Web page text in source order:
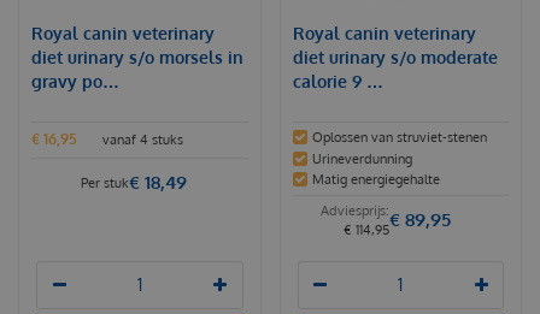
Royal canin veterinary
diet urinary s/o morsels in
gravy po…
vanaf 4 stuks
€ 16,95
€ 18,49
Per stuk
Royal canin veterinary
diet urinary s/o moderate
calorie 9 …
Oplossen van struviet-stenen
Urineverdunning
Matig energiegehalte
€ 114,95€ 89,95